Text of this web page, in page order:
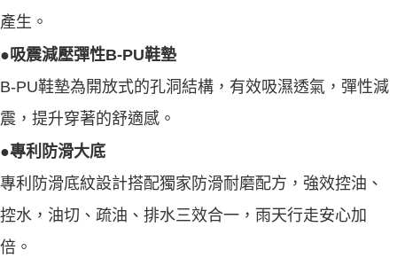
產生。
●吸震減壓彈性B-PU鞋墊
B-PU鞋墊為開放式的孔洞結構，有效吸濕透氣，彈性減
震，提升穿著的舒適感。
●專利防滑大底
專利防滑底紋設計搭配獨家防滑耐磨配方，強效控油、
控水，油切、疏油、排水三效合一，雨天行走安心加
倍。